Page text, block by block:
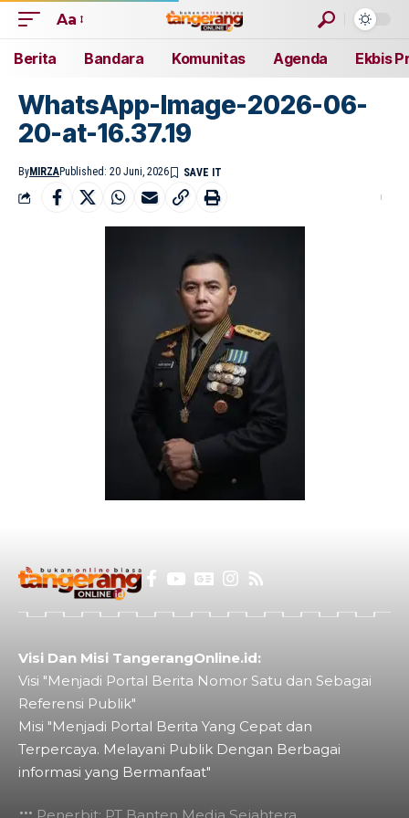
Aa
Berita Bandara Komunitas Agenda Ekbis
WhatsApp-Image-2026-06-
20-at-16.37.19
ByMIRZAPublished: 20 Juni, 2026
Visi Dan Misi TangerangOnline.id:
Visi "Menjadi Portal Berita Nomor Satu dan Sebagai
Referensi Publik"
Misi "Menjadi Portal Berita Yang Cepat dan
Terpercaya. Melayani Publik Dengan Berbagai
informasi yang Bermanfaat"